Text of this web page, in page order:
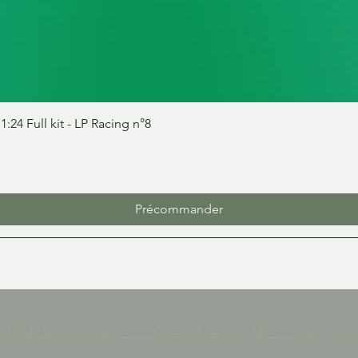
Aperçu rapide
Full kit - LP Racing n°8
Précommander